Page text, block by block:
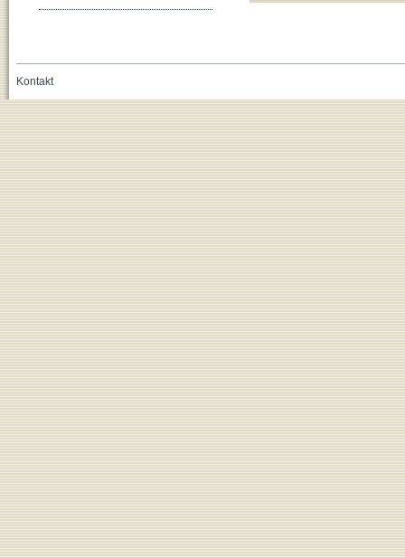
Kontakt